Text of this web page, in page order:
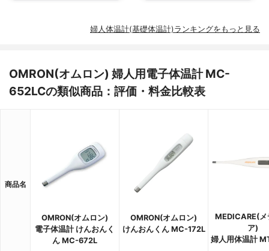
婦人体温計(基礎体温計)ランキングをもっと見る
OMRON(オムロン) 婦人用電子体温計 MC-
652LCの類似商品：評価・料金比較表
商品名
OMRON(オムロン)
電子体温計 けんおんく
ん MC-672L
OMRON(オムロン)
けんおんくん MC-172L
MEDICARE(メ
ア)
婦人用体温計